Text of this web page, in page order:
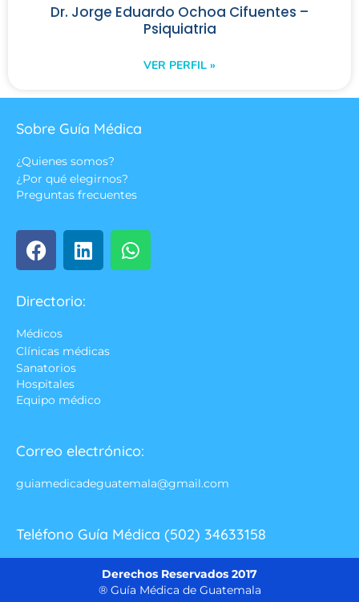
Dr. Jorge Eduardo Ochoa Cifuentes –
Psiquiatria
VER PERFIL »
Sobre Guía Médica
¿Quienes somos?
¿Por qué elegirnos?
Preguntas frecuentes
Directorio:
Médicos
Clínicas médicas
Sanatorios
Hospitales
Equipo médico
Correo electrónico:
guiamedicadeguatemala@gmail.com
Teléfono Guía Médica (502) 34633158
Derechos Reservados 2017
® Guía Médica de Guatemala